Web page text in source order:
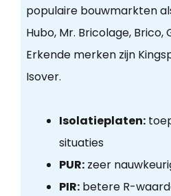
populaire bouwmarkten
Hubo, Mr. Bricolage, Brico,
Erkende merken zijn
Isover.
Isolatieplaten:
situaties
PUR:zeer
PIR:betere R-